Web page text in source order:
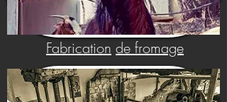
Fabrication de fromage